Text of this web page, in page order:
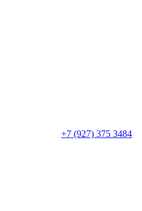
+7 (927) 375 3484